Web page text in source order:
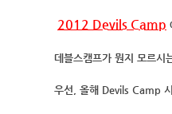
2012 Devils Camp
데블스캠프가 뭔지 모르시
우선, 올해 Devils Camp